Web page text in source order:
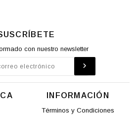
con nuestro newsletter
INFORMACIÓN
Términos y Condiciones